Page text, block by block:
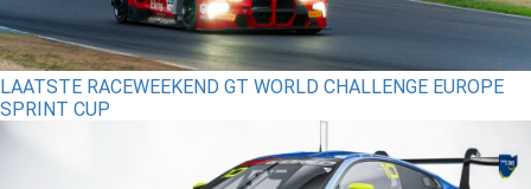
LAATSTE RACEWEEKEND GT WORLD CHALLENGE EUROPE
SPRINT CUP